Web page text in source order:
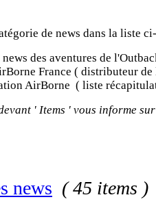
de news dans la liste
des aventures de
France ( distributeur de
AirBorne ( liste
' Items ' vous informe
news ( 45 items )